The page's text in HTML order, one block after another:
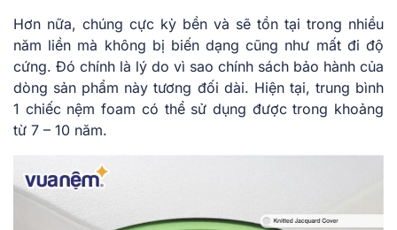
Hơn nữa, chúng cực kỳ bền và sẽ tồn tại trong nhiều
năm liền mà không bị biến dạng cũng như mất đi độ
cứng. Đó chính là lý do vì sao chính sách bảo hành của
dòng sản phẩm này tương đối dài. Hiện tại, trung bình
1 chiếc nệm foam có thể sử dụng được trong khoảng
từ 7 – 10 năm.